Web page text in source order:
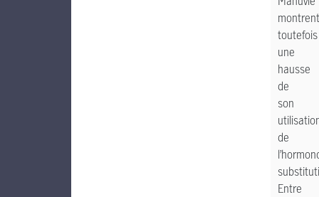
montrent
toutefois
une
hausse
de
son
de
Entre